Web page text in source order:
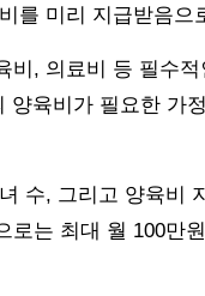
를 미리 지급받음
비, 의료비 등 필수
양육비가 필요한 가
수, 그리고 양육비
로는 최대 월 100만